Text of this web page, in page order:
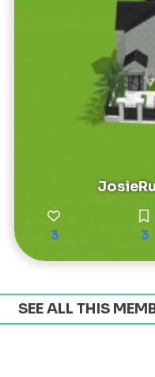
3 3
SEE ALL THIS